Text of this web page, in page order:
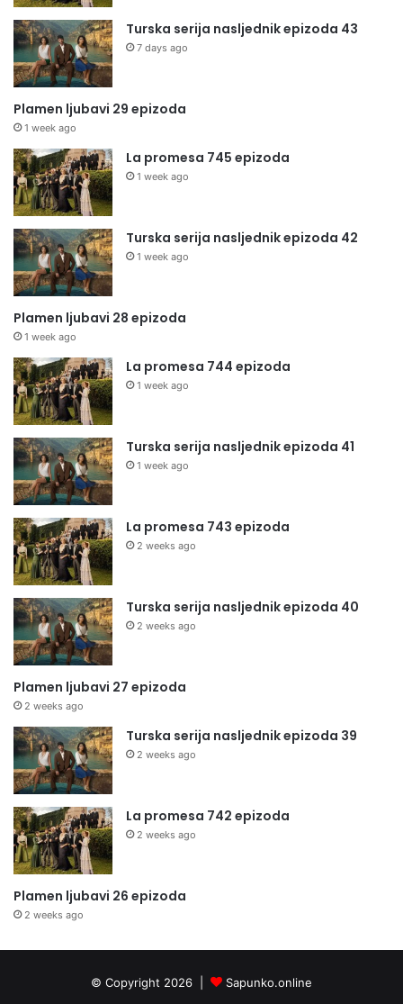
Turska serija nasljednik epizoda 43
7 days ago
Plamen ljubavi 29 epizoda
1 week ago
La promesa 745 epizoda
1 week ago
Turska serija nasljednik epizoda 42
1 week ago
Plamen ljubavi 28 epizoda
1 week ago
La promesa 744 epizoda
1 week ago
Turska serija nasljednik epizoda 41
1 week ago
La promesa 743 epizoda
2 weeks ago
Turska serija nasljednik epizoda 40
2 weeks ago
Plamen ljubavi 27 epizoda
2 weeks ago
Turska serija nasljednik epizoda 39
2 weeks ago
La promesa 742 epizoda
2 weeks ago
Plamen ljubavi 26 epizoda
2 weeks ago
© Copyright 2026 | Sapunko.online